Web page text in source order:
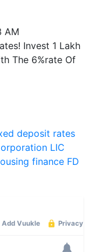
AM
Invest 1 Lakh
The 6%rate Of
deposit rates
LIC
finance FD